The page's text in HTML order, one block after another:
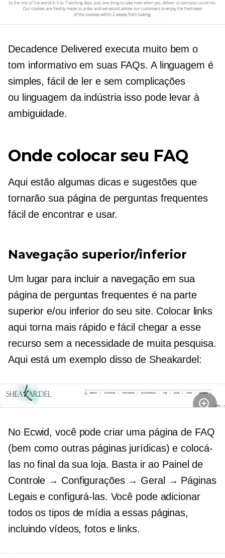
Decadence Delivered executa muito bem o
tom informativo em suas FAQs. A linguagem é
simples, fácil de ler e sem complicações
ou linguagem da indústriaisso pode levar à
ambiguidade.
Onde colocar seu FAQ
Aqui estão algumas dicas e sugestões que
tornarão sua página de perguntas frequentes
fácil de encontrar e usar.
Navegação superior/inferior
Um lugar para incluir a navegação em sua
página de perguntas frequentes é na parte
superior e/ou inferior do seu site. Colocar links
aqui torna mais rápido e fácil chegar a esse
recurso sem a necessidade de muita pesquisa.
Aqui está um exemplo disso de Sheakardel:
No Ecwid, você pode criar uma página de FAQ
(bem como outras páginas jurídicas) e colocá-
las no final da sua loja. Basta ir ao Painel de
Controle → Configurações → Geral → Páginas
Legais e configurá-las. Você pode adicionar
todos os tipos de mídia a essas páginas,
incluindo vídeos, fotos e links.